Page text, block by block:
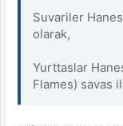
Suvariler
olarak,
Yurttaslar
Flames) savas